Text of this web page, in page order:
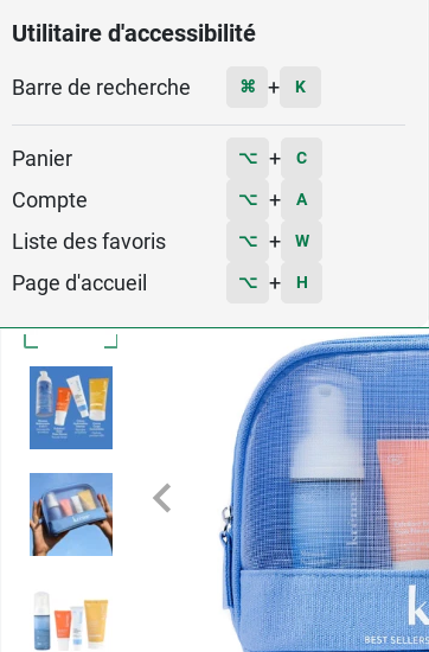
Utilitaire d'accessibilité
Barre de recherche ⌘ + K
Panier ⌥ + C
Compte ⌥ + A
Liste des favoris ⌥ + W
Page d'accueil ⌥ + H
Menu